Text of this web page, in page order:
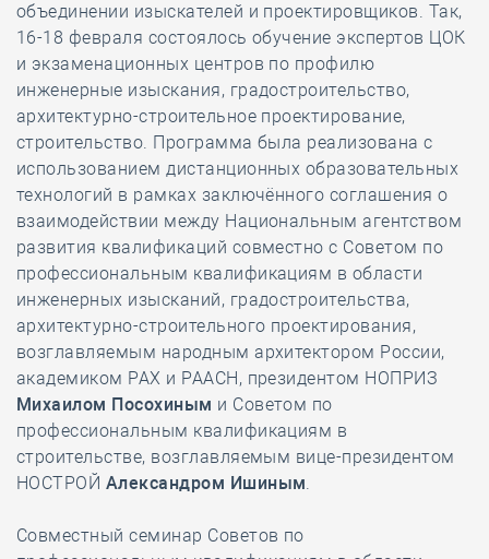
объединении изыскателей и проектировщиков. Так,
16-18 февраля состоялось обучение экспертов ЦОК
и экзаменационных центров по профилю
инженерные изыскания, градостроительство,
архитектурно-строительное проектирование,
строительство. Программа была реализована с
использованием дистанционных образовательных
технологий в рамках заключённого соглашения о
взаимодействии между Национальным агентством
развития квалификаций совместно с Советом по
профессиональным квалификациям в области
инженерных изысканий, градостроительства,
архитектурно-строительного проектирования,
возглавляемым народным архитектором России,
академиком РАХ и РААСН, президентом НОПРИЗ
Михаилом Посохиным и Советом по
профессиональным квалификациям в
строительстве, возглавляемым вице-президентом
НОСТРОЙ Александром Ишиным.
Совместный семинар Советов по